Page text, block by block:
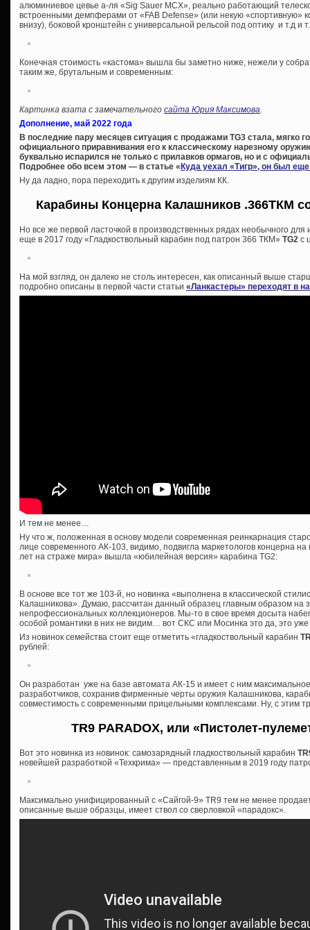
алюминиевое цевье а-ля «Sig Sauer MCX», реально работающий
встроенными демпферами от «FAB Defense» (или некую «спортивную»
внизу), боковой кронштейн с универсальной рельсой под оптику и т.д и
Конечная стоимость «кастома» вышла бы заметно ниже, нежели у
таким же, брутальным и современным:
Картинка взата с замечательного сайта Юрия Максимова.
Дополнение, май 2022 года
В последние пару месяцев ситуация с продажами TG3 стала, мягко
официального приравнивания его к классическому нарезному
буквально испарился не только с прилавков ормагов, но и с
Подробнее обо всем этом — в статье « Куда уехал «Тигр», он был
Ну да ладно, пора переходить к другим изделиям КК.
Карабины Концерна Калашников .366ТКМ
Но все же первой ласточкой в производственных рядах необычного
еще в 2017 году «Гладкоствольный карабин под патрон 366 ТКМ» TG2 с
На мой взгляд, он далеко не столь интересен, как описанный выше
подробно описаны в первой части статьи «Ланкастеры» переходят в
И тем не менее…
Ну что ж, положенная в основу модели современная реинкарнация
лице современного АК-103, видимо, подвигла маркетологов концерна
лет на страже мира» вышла «юбилейная версия» карабина TG2:
В основе все тот же 103-й, но новинка «выполнена в классической
Калашникова». Думаю, рассчитан данный образец главным образом на
непрофессиональных коллекционеров. Мы-то в свое время досыта
особой романтики в них не видим… вот СКС или Мосинка это да, это уже
Из новинок семейства стоит еще отметить «гладкоствольный карабин
рублей:
Он разработан уже на базе автомата АК-15 и имеет с ним
разработчиков, сохранив фирменные черты оружия Калашникова,
совместимость с современными прицельными комплексами. Ну, с этим
TR9 PARADOX, или «Пистолет-
Вот это новинка из новинок: самозарядный гладкоствольный карабин
новейшей разработкой «Техкрима» — представленным в 2019 году
Максимально унифицированный с «Сайгой-9» TR9 тем не менее
описанные выше образцы, имеет ствол со сверловкой «парадокс».